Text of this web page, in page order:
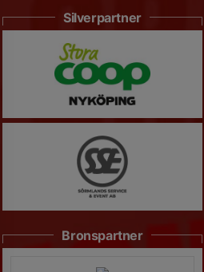
Silverpartner
Bronspartner